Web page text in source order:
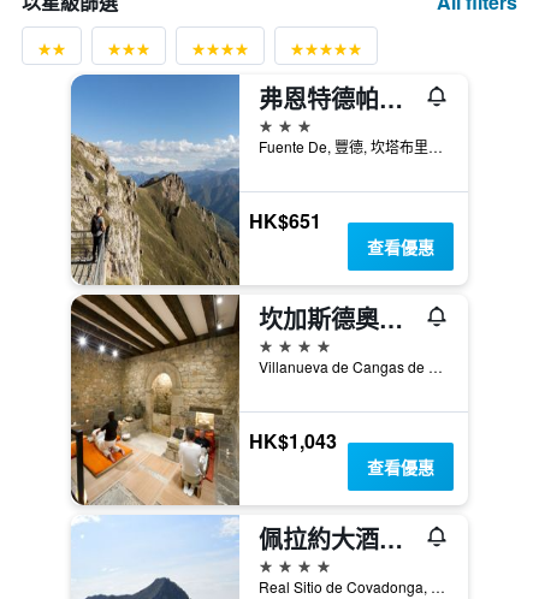
弗恩特德帕拉多酒店
3星級
Fuente De, 豐德, 坎塔布里亞, 西班牙
HK$651
查看優惠
坎加斯德奧尼斯旅館
4星級
Villanueva de Cangas de Onís, 坎加斯-德奧尼斯, 阿斯圖里亞斯省, 西班牙
HK$1,043
查看優惠
佩拉約大酒店 - 坎加斯德奧尼斯
4星級
Real Sitio de Covadonga, 坎加斯-德奧尼斯, 阿斯圖里亞斯省, 西班牙